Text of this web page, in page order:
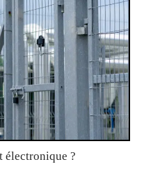
électronique ?